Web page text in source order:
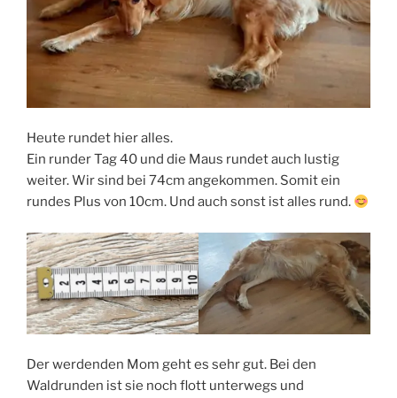
Heute rundet hier alles.
Ein runder Tag 40 und die Maus rundet auch lustig
weiter. Wir sind bei 74cm angekommen. Somit ein
rundes Plus von 10cm. Und auch sonst ist alles rund.
Der werdenden Mom geht es sehr gut. Bei den
Waldrunden ist sie noch flott unterwegs und